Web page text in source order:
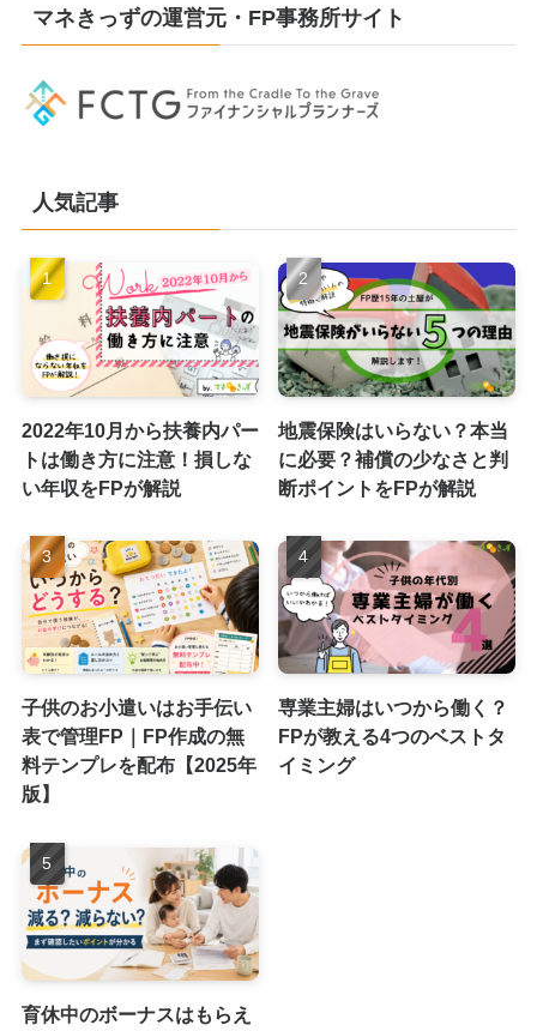
マネきっずの運営元・FP事務所サイト
人気記事
2022年10月から扶養内パー
トは働き方に注意！損しな
い年収をFPが解説
地震保険はいらない？本当
に必要？補償の少なさと判
断ポイントをFPが解説
子供のお小遣いはお手伝い
表で管理FP｜FP作成の無
料テンプレを配布【2025年
版】
専業主婦はいつから働く？
FPが教える4つのベストタ
イミング
育休中のボーナスはもらえ